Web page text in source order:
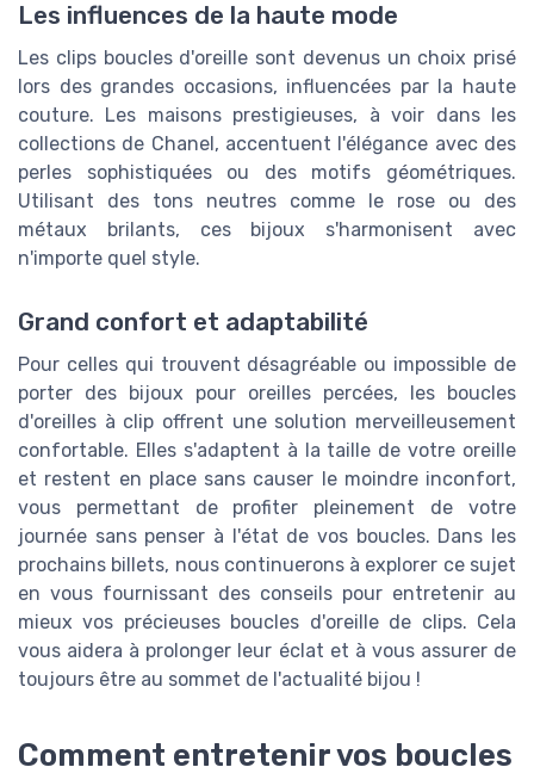
Les influences de la haute mode
Les clips boucles d'oreille sont devenus un choix prisé
lors des grandes occasions, influencées par la haute
couture. Les maisons prestigieuses, à voir dans les
collections de Chanel, accentuent l'élégance avec des
perles sophistiquées ou des motifs géométriques.
Utilisant des tons neutres comme le rose ou des
métaux brilants, ces bijoux s'harmonisent avec
n'importe quel style.
Grand confort et adaptabilité
Pour celles qui trouvent désagréable ou impossible de
porter des bijoux pour oreilles percées, les boucles
d'oreilles à clip offrent une solution merveilleusement
confortable. Elles s'adaptent à la taille de votre oreille
et restent en place sans causer le moindre inconfort,
vous permettant de profiter pleinement de votre
journée sans penser à l'état de vos boucles. Dans les
prochains billets, nous continuerons à explorer ce sujet
en vous fournissant des conseils pour entretenir au
mieux vos précieuses boucles d'oreille de clips. Cela
vous aidera à prolonger leur éclat et à vous assurer de
toujours être au sommet de l'actualité bijou !
Comment entretenir vos boucles